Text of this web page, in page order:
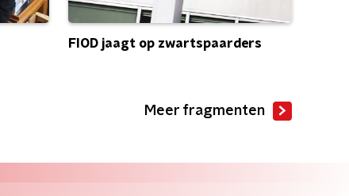
FIOD jaagt op zwartspaarders
Meer fragmenten